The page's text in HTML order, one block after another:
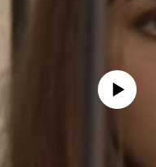
No media source